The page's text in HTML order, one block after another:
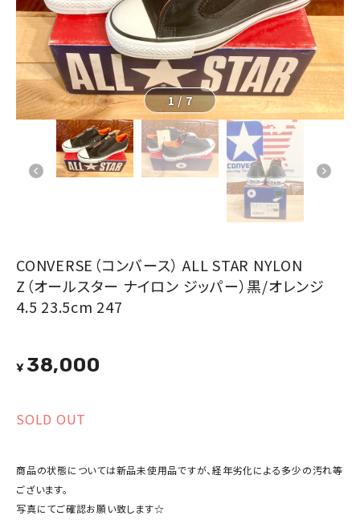
1/7
CONVERSE（コンバース） ALL STAR NYLON
Z（オールスター ナイロン ジッパー）黒/オレンジ
4.5 23.5cm 247
¥ 38,000
SOLD OUT
商品の状態については新品未使用品ですが、経年劣化による多少の汚れ等
ございます。
写真にてご確認お願い致します☆